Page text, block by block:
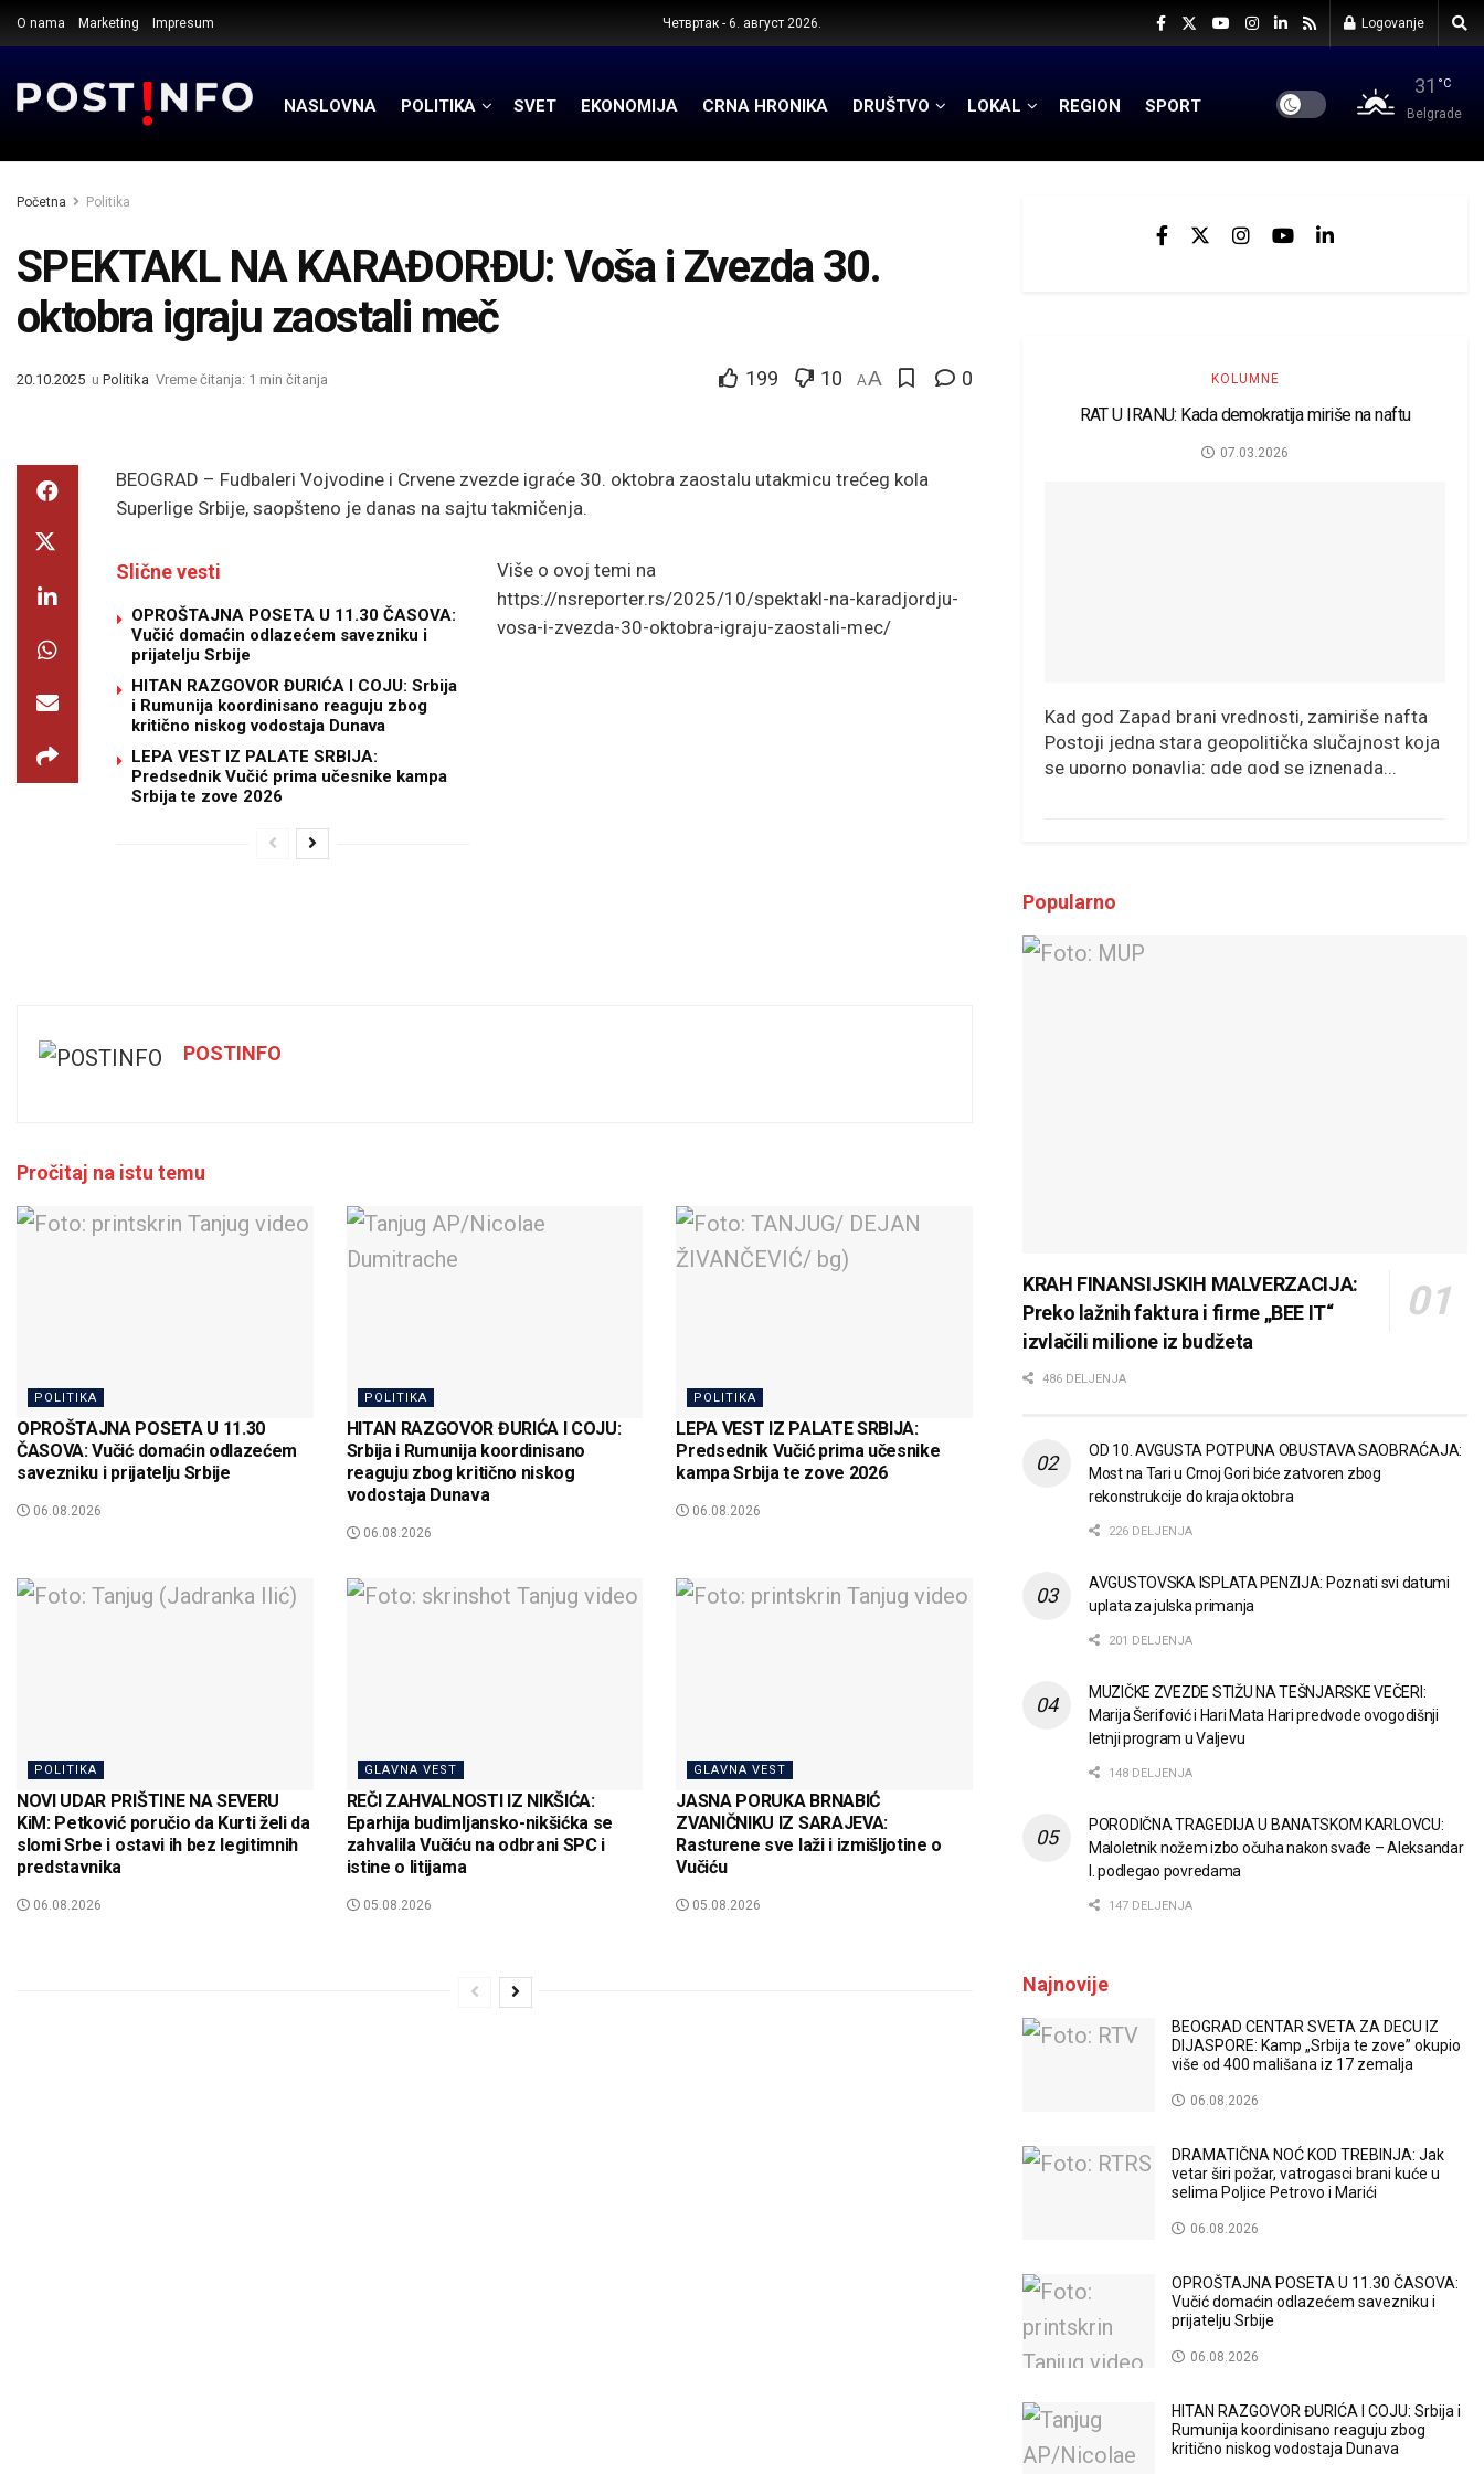
O nama Marketing Impresum Четвртак - 6. август 2026. Logovanje
NASLOVNA POLITIKA SVET EKONOMIJA CRNA HRONIKA DRUŠTVO LOKAL REGION SPORT
31 °C
Belgrade
Početna Politika
SPEKTAKL NA KARAĐORĐU: Voša i Zvezda 30.
oktobra igraju zaostali meč
20.10.2025 u Politika Vreme čitanja: 1 min čitanja 199 10 AA 0
BEOGRAD – Fudbaleri Vojvodine i Crvene zvezde igraće 30. oktobra zaostalu utakmicu trećeg kola
Superlige Srbije, saopšteno je danas na sajtu takmičenja.
Slične vesti
OPROŠTAJNA POSETA U 11.30 ČASOVA:
Vučić domaćin odlazećem savezniku i
prijatelju Srbije
HITAN RAZGOVOR ĐURIĆA I COJU: Srbija
i Rumunija koordinisano reaguju zbog
kritično niskog vodostaja Dunava
LEPA VEST IZ PALATE SRBIJA:
Predsednik Vučić prima učesnike kampa
Srbija te zove 2026
Više o ovoj temi na
https://nsreporter.rs/2025/10/spektakl-na-karadjordju-
vosa-i-zvezda-30-oktobra-igraju-zaostali-mec/
POSTINFO
Pročitaj na istu temu
POLITIKA
OPROŠTAJNA POSETA U 11.30
ČASOVA: Vučić domaćin odlazećem
savezniku i prijatelju Srbije
06.08.2026
POLITIKA
HITAN RAZGOVOR ĐURIĆA I COJU:
Srbija i Rumunija koordinisano
reaguju zbog kritično niskog
vodostaja Dunava
06.08.2026
POLITIKA
LEPA VEST IZ PALATE SRBIJA:
Predsednik Vučić prima učesnike
kampa Srbija te zove 2026
06.08.2026
POLITIKA
NOVI UDAR PRIŠTINE NA SEVERU
KiM: Petković poručio da Kurti želi da
slomi Srbe i ostavi ih bez legitimnih
predstavnika
06.08.2026
GLAVNA VEST
REČI ZAHVALNOSTI IZ NIKŠIĆA:
Eparhija budimljansko-nikšićka se
zahvalila Vučiću na odbrani SPC i
istine o litijama
05.08.2026
GLAVNA VEST
JASNA PORUKA BRNABIĆ
ZVANIČNIKU IZ SARAJEVA:
Rasturene sve laži i izmišljotine o
Vučiću
05.08.2026
KOLUMNE
RAT U IRANU: Kada demokratija miriše na naftu
07.03.2026
Kad god Zapad brani vrednosti, zamiriše nafta
Postoji jedna stara geopolitička slučajnost koja
se uporno ponavlja: gde god se iznenada...
Popularno
KRAH FINANSIJSKIH MALVERZACIJA:
Preko lažnih faktura i firme „BEE IT“
izvlačili milione iz budžeta
486 DELJENJA
OD 10. AVGUSTA POTPUNA OBUSTAVA SAOBRAĆAJA:
Most na Tari u Crnoj Gori biće zatvoren zbog
rekonstrukcije do kraja oktobra
226 DELJENJA
AVGUSTOVSKA ISPLATA PENZIJA: Poznati svi datumi
uplata za julska primanja
201 DELJENJA
MUZIČKE ZVEZDE STIŽU NA TEŠNJARSKE VEČERI:
Marija Šerifović i Hari Mata Hari predvode ovogodišnji
letnji program u Valjevu
148 DELJENJA
PORODIČNA TRAGEDIJA U BANATSKOM KARLOVCU:
Maloletnik nožem izbo očuha nakon svađe – Aleksandar
I. podlegao povredama
147 DELJENJA
Najnovije
BEOGRAD CENTAR SVETA ZA DECU IZ
DIJASPORE: Kamp „Srbija te zove” okupio
više od 400 mališana iz 17 zemalja
06.08.2026
DRAMATIČNA NOĆ KOD TREBINJA: Jak
vetar širi požar, vatrogasci brani kuće u
selima Poljice Petrovo i Marići
06.08.2026
OPROŠTAJNA POSETA U 11.30 ČASOVA:
Vučić domaćin odlazećem savezniku i
prijatelju Srbije
06.08.2026
HITAN RAZGOVOR ĐURIĆA I COJU: Srbija i
Rumunija koordinisano reaguju zbog
kritično niskog vodostaja Dunava